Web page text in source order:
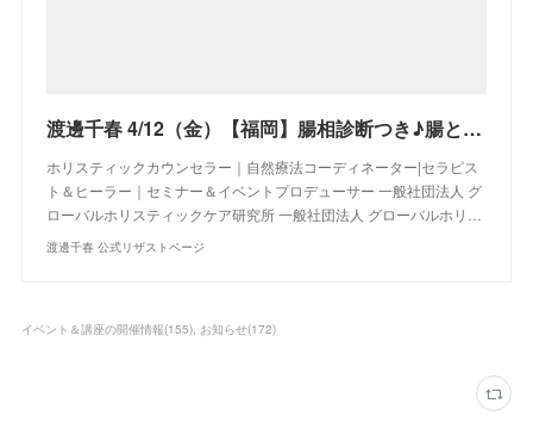
渡邊千春 4/12（金）【福岡】腸相診断つき♪腸との会話を楽しむ♡腸心セラピー♪お試し体験会
ホリスティックカウンセラー｜自然療法コーディネーター|セラピス
ト＆ヒーラー｜セミナー＆イベントプロデューサー 一般社団法人 グ
ローバルホリスティックケア研究所 一般社団法人 グローバルホリ…
渡邊千春 公式リザストページ
イベント＆講座の開催情報(155) お知らせ(172)